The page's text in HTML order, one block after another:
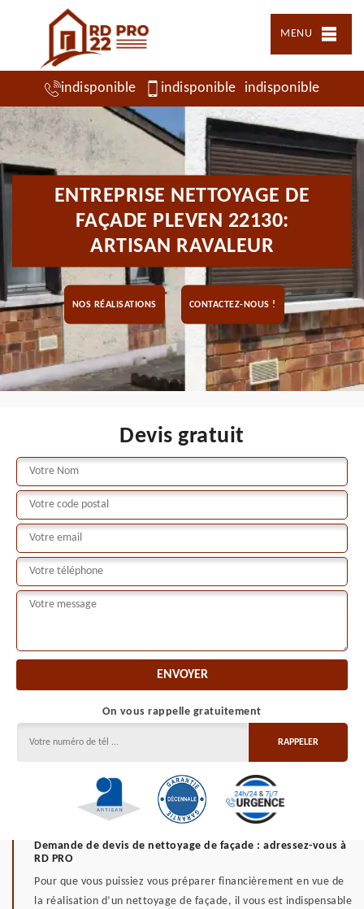
MENU
indisponible indisponible indisponible
ENTREPRISE NETTOYAGE DE
FAÇADE PLEVEN 22130:
ARTISAN RAVALEUR
NOS RÉALISATIONS CONTACTEZ-NOUS !
Devis gratuit
On vous rappelle gratuitement
Demande de devis de nettoyage de façade : adressez-vous à
RD PRO
Pour que vous puissiez vous préparer financièrement en vue de
la réalisation d’un nettoyage de façade, il vous est indispensable